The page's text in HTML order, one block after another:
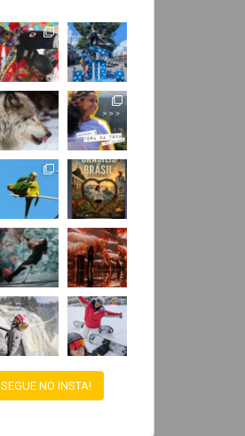
SEGUE NO INSTA!